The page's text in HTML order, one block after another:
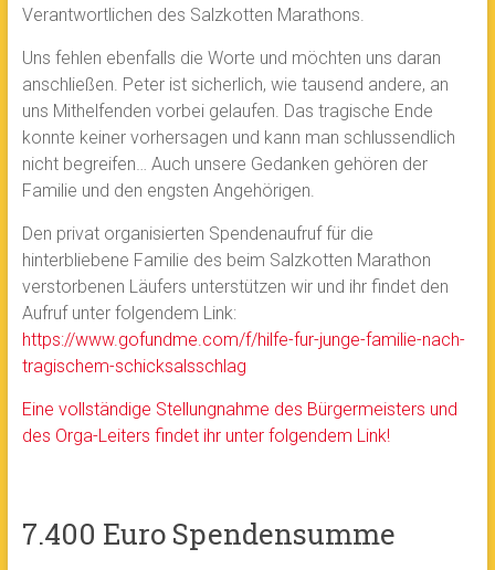
Verantwortlichen des Salzkotten Marathons.
Uns fehlen ebenfalls die Worte und möchten uns daran
anschließen. Peter ist sicherlich, wie tausend andere, an
uns Mithelfenden vorbei gelaufen. Das tragische Ende
konnte keiner vorhersagen und kann man schlussendlich
nicht begreifen… Auch unsere Gedanken gehören der
Familie und den engsten Angehörigen.
Den privat organisierten Spendenaufruf für die
hinterbliebene Familie des beim Salzkotten Marathon
verstorbenen Läufers unterstützen wir und ihr findet den
Aufruf unter folgendem Link:
https://www.gofundme.com/f/hilfe-fur-junge-familie-nach-
tragischem-schicksalsschlag
Eine vollständige Stellungnahme des Bürgermeisters und
des Orga-Leiters findet ihr unter folgendem Link!
7.400 Euro Spendensumme